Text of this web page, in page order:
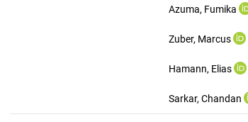
Azuma, Fumika
Zuber, Marcus
Hamann, Elias
Sarkar, Chandan